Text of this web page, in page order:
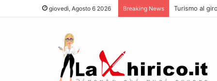
giovedì, Agosto 6 2026 Breaking News Turismo al